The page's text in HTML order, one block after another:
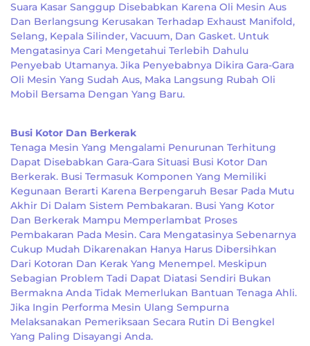
Suara Kasar Sanggup Disebabkan Karena Oli Mesin Aus
Dan Berlangsung Kerusakan Terhadap Exhaust Manifold,
Selang, Kepala Silinder, Vacuum, Dan Gasket. Untuk
Mengatasinya Cari Mengetahui Terlebih Dahulu
Penyebab Utamanya. Jika Penyebabnya Dikira Gara-Gara
Oli Mesin Yang Sudah Aus, Maka Langsung Rubah Oli
Mobil Bersama Dengan Yang Baru.
Busi Kotor Dan Berkerak
Tenaga Mesin Yang Mengalami Penurunan Terhitung
Dapat Disebabkan Gara-Gara Situasi Busi Kotor Dan
Berkerak. Busi Termasuk Komponen Yang Memiliki
Kegunaan Berarti Karena Berpengaruh Besar Pada Mutu
Akhir Di Dalam Sistem Pembakaran. Busi Yang Kotor
Dan Berkerak Mampu Memperlambat Proses
Pembakaran Pada Mesin. Cara Mengatasinya Sebenarnya
Cukup Mudah Dikarenakan Hanya Harus Dibersihkan
Dari Kotoran Dan Kerak Yang Menempel. Meskipun
Sebagian Problem Tadi Dapat Diatasi Sendiri Bukan
Bermakna Anda Tidak Memerlukan Bantuan Tenaga Ahli.
Jika Ingin Performa Mesin Ulang Sempurna
Melaksanakan Pemeriksaan Secara Rutin Di Bengkel
Yang Paling Disayangi Anda.